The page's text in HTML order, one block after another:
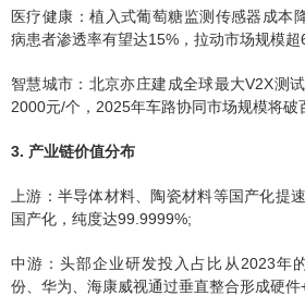
医疗健康：植入式葡萄糖监测传感器成本
病患者渗透率有望达15%，拉动市场规模超
智慧城市：北京亦庄建成全球最大V2X测
2000元/个，2025年车路协同市场规模将破
3. 产业链价值分布
上游：半导体材料、陶瓷材料等国产化提
国产化，纯度达99.9999%;
中游：头部企业研发投入占比从2023年
份、华为、海康威视通过垂直整合形成硬件